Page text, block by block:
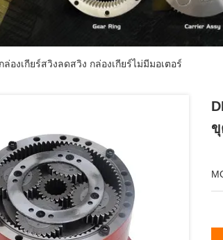
องเกียร์สวิงลดสวิง กล่องเกียร์ไม่มีมอเตอร์
ขุ